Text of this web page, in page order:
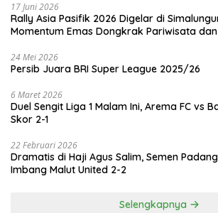
17 Juni 2026
Rally Asia Pasifik 2026 Digelar di
Momentum Emas Dongkrak Pariwisata
24 Mei 2026
Persib Juara BRI Super League 2025/26
6 Maret 2026
Duel Sengit Liga 1 Malam Ini, Arema FC vs
Skor 2-1
22 Februari 2026
Dramatis di Haji Agus Salim, Semen
Imbang Malut United 2-2
Selengkapnya